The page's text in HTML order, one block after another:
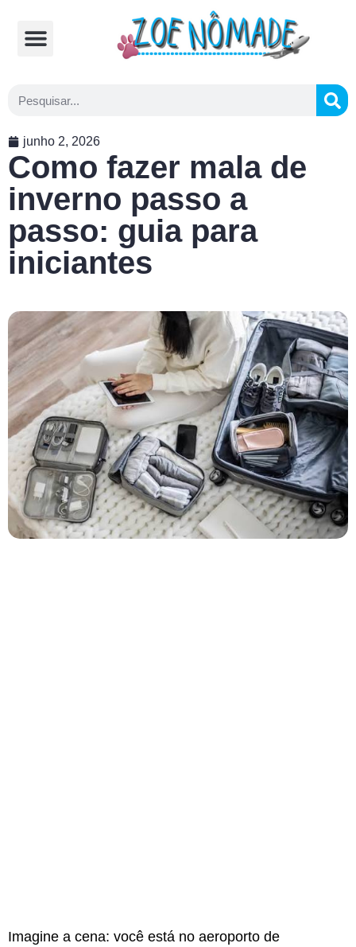
junho 2, 2026
Como fazer mala de
inverno passo a
passo: guia para
iniciantes
Imagine a cena: você está no aeroporto de